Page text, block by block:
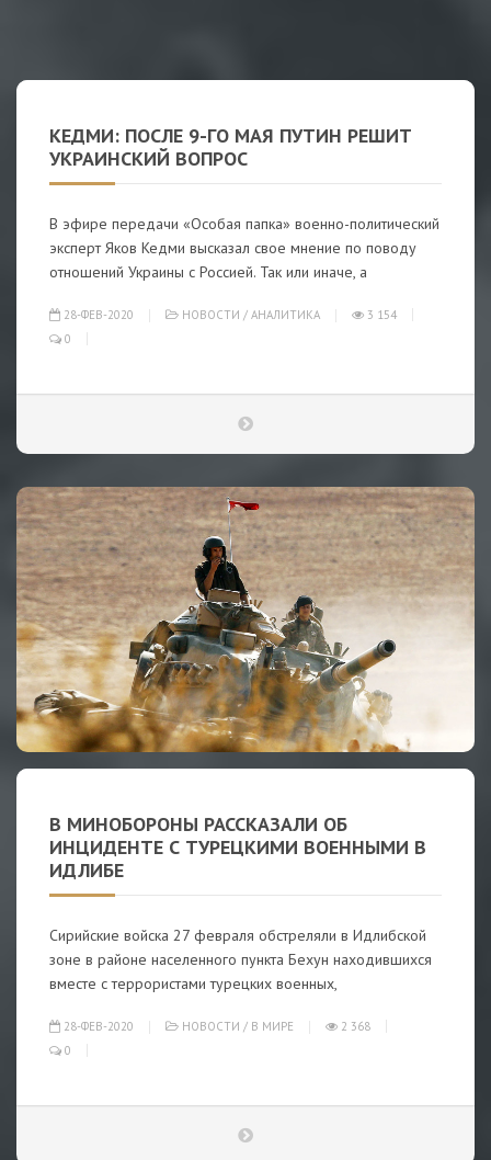
КЕДМИ: ПОСЛЕ 9-ГО МАЯ ПУТИН РЕШИТ
УКРАИНСКИЙ ВОПРОС
В эфире передачи «Особая папка» военно-политический
эксперт Яков Кедми высказал свое мнение по поводу
отношений Украины с Россией. Так или иначе, а
28-ФЕВ-2020 НОВОСТИ / АНАЛИТИКА
3 154
0
В МИНОБОРОНЫ РАССКАЗАЛИ ОБ
ИНЦИДЕНТЕ С ТУРЕЦКИМИ ВОЕННЫМИ В
ИДЛИБЕ
Сирийские войска 27 февраля обстреляли в Идлибской
зоне в районе населенного пункта Бехун находившихся
вместе с террористами турецких военных,
28-ФЕВ-2020 НОВОСТИ / В МИРЕ
2 368
0